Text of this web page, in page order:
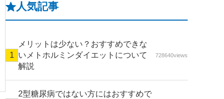
人気記事
メリットは少ない？おすすめできな
いメトホルミンダイエットについて
解説
728640views
2型糖尿病ではない方にはおすすめで